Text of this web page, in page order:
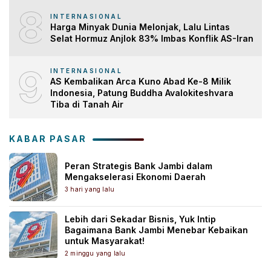
8 INTERNASIONAL
Harga Minyak Dunia Melonjak, Lalu Lintas
Selat Hormuz Anjlok 83% Imbas Konflik AS-Iran
9 INTERNASIONAL
AS Kembalikan Arca Kuno Abad Ke-8 Milik
Indonesia, Patung Buddha Avalokiteshvara
Tiba di Tanah Air
KABAR PASAR
Peran Strategis Bank Jambi dalam
Mengakselerasi Ekonomi Daerah
3 hari yang lalu
Lebih dari Sekadar Bisnis, Yuk Intip
Bagaimana Bank Jambi Menebar Kebaikan
untuk Masyarakat!
2 minggu yang lalu